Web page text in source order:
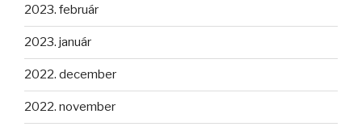
2023. február
2023. január
2022. december
2022. november